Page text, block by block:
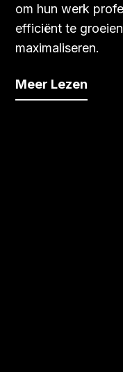
om hun werk
efficiënt te
maximaliseren.
Meer Lezen